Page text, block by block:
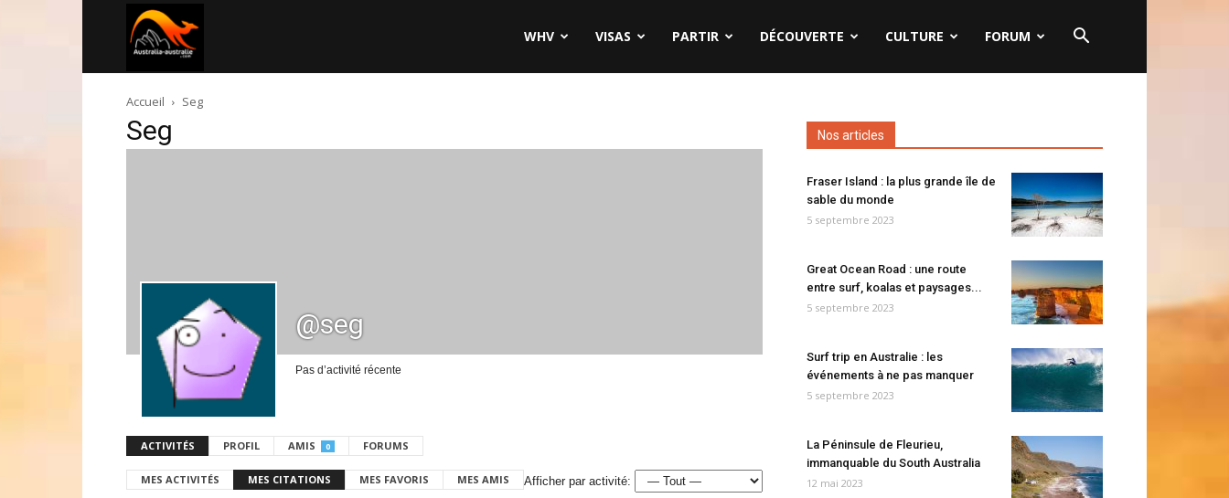
australie.com
WHV VISAS PARTIR DÉCOUVERTE CULTURE FORUM
Accueil Seg
Seg
@seg
Pas d’activité récente
ACTIVITÉS PROFIL AMIS 0 FORUMS
MES ACTIVITÉS MES CITATIONS MES FAVORIS MES AMIS Afficher par activité:
Nos articles
Fraser Island : la plus grande île de
sable du monde
5 septembre 2023
Great Ocean Road : une route
entre surf, koalas et paysages...
5 septembre 2023
Surf trip en Australie : les
événements à ne pas manquer
5 septembre 2023
La Péninsule de Fleurieu,
immanquable du South Australia
12 mai 2023